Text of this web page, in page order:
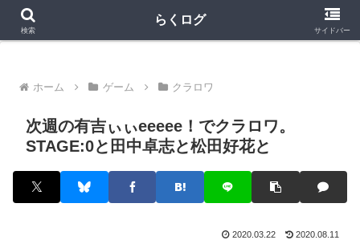
クラロワ クラロワリーグ プロスピA
ホーム ゲーム クラロワ
次週の有吉ぃぃeeeee！でクラロワ。
STAGE:0と田中卓志と松田好花と
2020.03.22 2020.08.11
検索
らくログ
サイドバー